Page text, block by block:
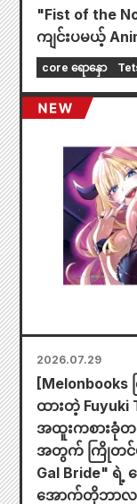
"Fist of the
ကျင်းပမယ့်
core ရောနှော
2026.07.29
[Melonbooks
ထားတဲ့
အထူးကစားခုံ
အတွက် ကြိုတင်မှာ
Gal Bride"
အောက်တိုဘာလ ၂